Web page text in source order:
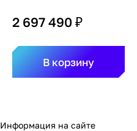
2 697 490 ₽
В корзину
Информация на сайте